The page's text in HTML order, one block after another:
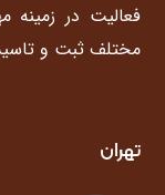
فعالیت در زمینه
مختلف ثبت و
تهران